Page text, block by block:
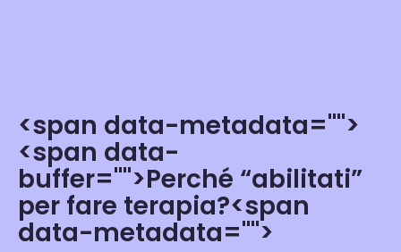
<span data-metadata="">
<span data-
buffer="">Perché “abilitati”
per fare terapia?<span
data-metadata="">